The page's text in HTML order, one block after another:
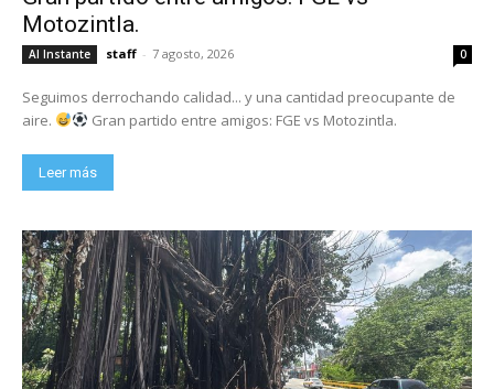
Motozintla.
Al Instante staff - 7 agosto, 2026 0
Seguimos derrochando calidad... y una cantidad preocupante de
aire.
Gran partido entre amigos: FGE vs Motozintla.
Leer más